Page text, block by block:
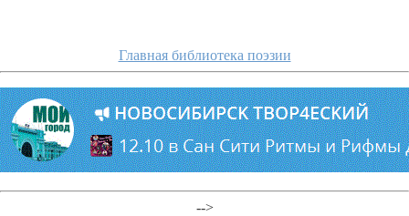
Главная библиотека поэзии
-->